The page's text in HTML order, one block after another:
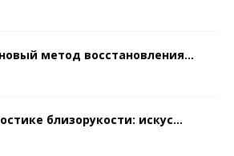
метод восстановления...
близорукости: искус...